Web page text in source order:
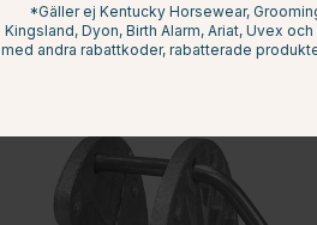
*Gäller ej Kentucky Horsewear,
Kingsland, Dyon, Birth Alarm, Ariat, Uvex
med andra rabattkoder, rabatterade